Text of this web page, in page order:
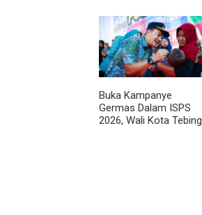
Tahun 2026
Buka Kampanye
Germas Dalam ISPS
2026, Wali Kota Tebing